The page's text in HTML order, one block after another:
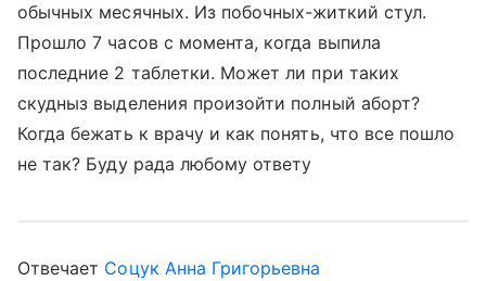
обычных месячных. Из побочных-житкий стул.
Прошло 7 часов с момента, когда выпила
последние 2 таблетки. Может ли при таких
скудныз выделения произойти полный аборт?
Когда бежать к врачу и как понять, что все пошло
не так? Буду рада любому ответу
Отвечает Соцук Анна Григорьевна